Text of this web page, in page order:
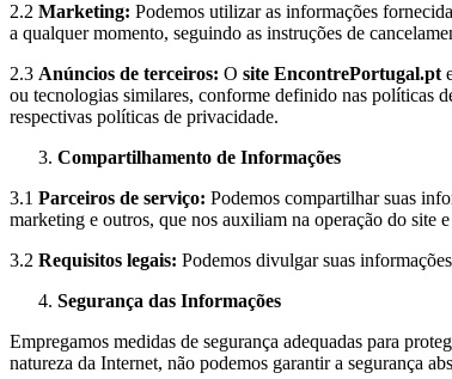
2.2 Marketing: Podemos utilizar as informações
a qualquer momento, seguindo as instruções de
2.3 Anúncios de terceiros: O site EncontrePortugal.pt
ou tecnologias similares, conforme definido nas políticas
respectivas políticas de privacidade.
Compartilhamento de Informações
3.1 Parceiros de serviço: Podemos compartilhar suas
marketing e outros, que nos auxiliam na operação do site
3.2 Requisitos legais: Podemos divulgar suas
Segurança das Informações
Empregamos medidas de segurança adequadas para
natureza da Internet, não podemos garantir a segurança